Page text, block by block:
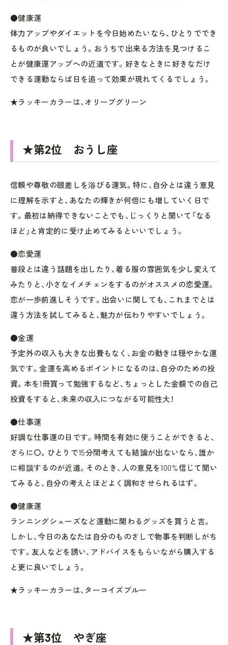
●健康運
体力アップやダイエットを今日始めたいなら、ひとりででき
るものが良いでしょう。おうちで出来る方法を見つけるこ
とが健康運アップへの近道です。好きなときに好きなだけ
できる運動ならば日を追って効果が現れてくるでしょう。
★ラッキーカラーは、オリーブグリーン
★第2位 おうし座
信頼や尊敬の眼差しを浴びる運気。特に、自分とは違う意見
に理解を示すと、あなたの輝きが何倍にも増していく日で
す。最初は納得できないことでも、じっくりと聞いて「なる
ほど」と肯定的に受け止めてみるといいでしょう。
●恋愛運
普段とは違う話題を出したり、着る服の雰囲気を少し変えて
みたりと、小さなイメチェンをするのがオススメの恋愛運。
恋が一歩前進しそうです。出会いに関しても、これまでとは
違う方法を試してみると、魅力が伝わりやすいでしょう。
●金運
予定外の収入も大きな出費もなく、お金の動きは穏やかな運
気です。金運を高めるポイントになるのは、自分のための投
資。本を1冊買って勉強するなど、ちょっとした金額での自己
投資をすると、未来の収入につながる可能性大！
●仕事運
好調な仕事運の日です。時間を有効に使うことができると、
さらに〇。ひとりで15分間考えても結論が出ないなら、誰か
に相談するのが近道。そのとき、人の意見を100%信じて聞い
てみると、自分の考えとほどよく調和させられるはず。
●健康運
ランニングシューズなど運動に関わるグッズを買うと吉。
しかし、今日のあなたは自分のものさしで物事を判断しがち
です。友人などを誘い、アドバイスをもらいながら購入する
と更に良いでしょう。
★ラッキーカラーは、ターコイズブルー
★第3位 やぎ座